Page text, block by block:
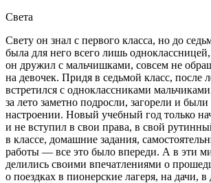
Света
Свету он знал с первого класса, но до
была для него всего лишь
он дружил с мальчишками, совсем не
на девочек. Придя в седьмой класс, после
встретился с одноклассниками
за лето заметно подросли, загорели и
настроении. Новый учебный год только
и не вступил в свои права, в свой
в классе, домашние задания,
работы — все это было впереди. А в эти
делились своими впечатлениями о
о поездках в пионерские лагеря, на дачи, в